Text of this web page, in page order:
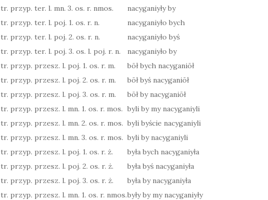
tr. przyp. ter. l. mn. 3. os. r. nmos.
nacyganiyły by
tr. przyp. ter. l. poj. 1. os. r. n.
nacyganiyło bych
tr. przyp. ter. l. poj. 2. os. r. n.
nacyganiyło byś
tr. przyp. ter. l. poj. 3. os. l. poj. r. n.
nacyganiyło by
tr. przyp. przesz. l. poj. 1. os. r. m.
bōł bych nacyganiōł
tr. przyp. przesz. l. poj. 2. os. r. m.
bōł byś nacyganiōł
tr. przyp. przesz. l. poj. 3. os. r. m.
bōł by nacyganiōł
tr. przyp. przesz. l. mn. 1. os. r. mos. byli by my nacyganiyli
tr. przyp. przesz. l. mn. 2. os. r. mos. byli byście nacyganiyli
tr. przyp. przesz. l. mn. 3. os. r. mos. byli by nacyganiyli
tr. przyp. przesz. l. poj. 1. os. r. ż.
była bych nacyganiyła
tr. przyp. przesz. l. poj. 2. os. r. ż.
była byś nacyganiyła
tr. przyp. przesz. l. poj. 3. os. r. ż.
była by nacyganiyła
tr. przyp. przesz. l. mn. 1. os. r. nmos.były by my nacyganiyły